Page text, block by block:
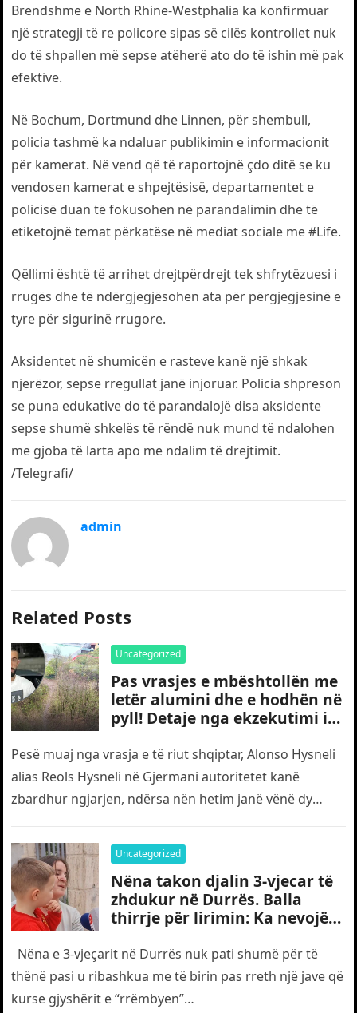
Brendshme e North Rhine-Westphalia ka konfirmuar
një strategji të re policore sipas së cilës kontrollet nuk
do të shpallen më sepse atëherë ato do të ishin më pak
efektive.
Në Bochum, Dortmund dhe Linnen, për shembull,
policia tashmë ka ndaluar publikimin e informacionit
për kamerat. Në vend që të raportojnë çdo ditë se ku
vendosen kamerat e shpejtësisë, departamentet e
policisë duan të fokusohen në parandalimin dhe të
etiketojnë temat përkatëse në mediat sociale me #Life.
Qëllimi është të arrihet drejtpërdrejt tek shfrytëzuesi i
rrugës dhe të ndërgjegjësohen ata për përgjegjësinë e
tyre për sigurinë rrugore.
Aksidentet në shumicën e rasteve kanë një shkak
njerëzor, sepse rregullat janë injoruar. Policia shpreson
se puna edukative do të parandalojë disa aksidente
sepse shumë shkelës të rëndë nuk mund të ndalohen
me gjoba të larta apo me ndalim të drejtimit.
/Telegrafi/
admin
Related Posts
Uncategorized
Pas vrasjes e mbështollën me
letër alumini dhe e hodhën në
pyll! Detaje nga ekzekutimi i
Pesë muaj nga vrasja e të riut shqiptar, Alonso Hysneli
alias Reols Hysneli në Gjermani autoritetet kanë
zbardhur ngjarjen, ndërsa nën hetim janë vënë dy
Uncategorized
Nëna takon djalin 3-vjecar të
zhdukur në Durrës. Balla
thirrje për lirimin: Ka nevojë
Nëna e 3-vjeçarit në Durrës nuk pati shumë për të
thënë pasi u ribashkua me të birin pas rreth një jave që
kurse gjyshërit e “rrëmbyen”…